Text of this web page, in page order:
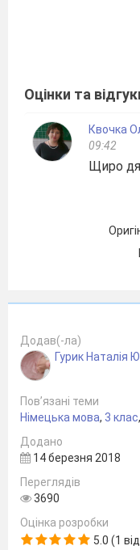
попередньої
відомих
навчальна:
лексикою,
розвивальна:
учнів;
монологічного
виховна:
до свого одягу,
речей.
Оцінки та
Квочка
09:42
Щиро
Додав(-ла)
Гурик Наталія
Пов’язані теми
Німецька мова, 3 клас,
Додано
14 березня 2018
Переглядів
3690
Оцінка розробки
5.0 (1